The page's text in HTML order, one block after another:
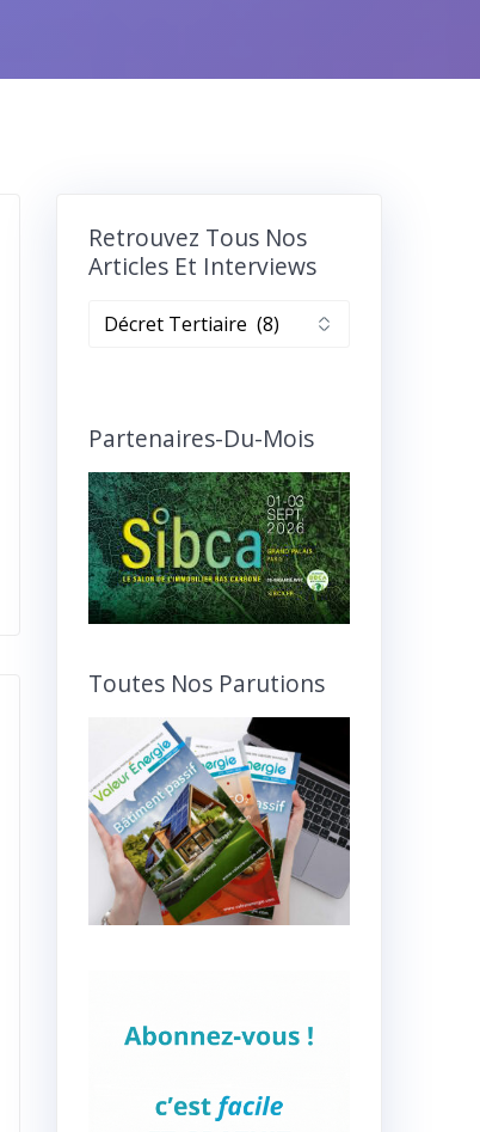
Retrouvez Tous Nos
Articles Et Interviews
Retrouvez
et
Partenaires-Du-Mois
Toutes Nos Parutions